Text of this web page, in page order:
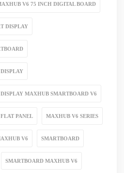
V6 75 INCH DIGITAL BOARD
DISPLAY
MAXHUB SMARTBOARD V6
PANEL MAXHUB V6 SERIES
V6 SMARTBOARD
SMARTBOARD MAXHUB V6